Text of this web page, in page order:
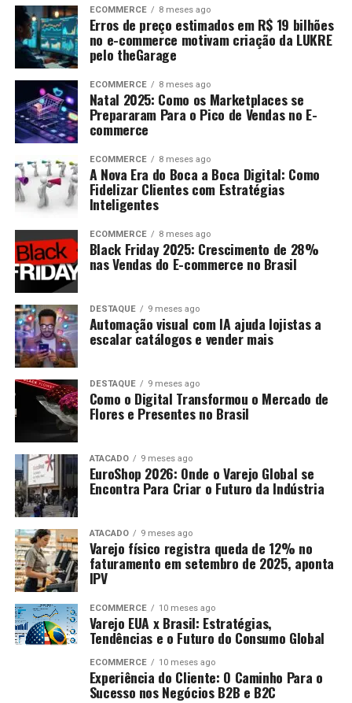
ECOMMERCE 8 meses ago
Erros de preço estimados em R$ 19 bilhões
no e-commerce motivam criação da LUKRE
pelo theGarage
ECOMMERCE 8 meses ago
Natal 2025: Como os Marketplaces se
Prepararam Para o Pico de Vendas no E-
commerce
ECOMMERCE 8 meses ago
A Nova Era do Boca a Boca Digital: Como
Fidelizar Clientes com Estratégias
Inteligentes
ECOMMERCE 8 meses ago
Black Friday 2025: Crescimento de 28%
nas Vendas do E-commerce no Brasil
DESTAQUE 9 meses ago
Automação visual com IA ajuda lojistas a
escalar catálogos e vender mais
DESTAQUE 9 meses ago
Como o Digital Transformou o Mercado de
Flores e Presentes no Brasil
ATACADO 9 meses ago
EuroShop 2026: Onde o Varejo Global se
Encontra Para Criar o Futuro da Indústria
ATACADO 9 meses ago
Varejo físico registra queda de 12% no
faturamento em setembro de 2025, aponta
IPV
ECOMMERCE 10 meses ago
Varejo EUA x Brasil: Estratégias,
Tendências e o Futuro do Consumo Global
ECOMMERCE 10 meses ago
Experiência do Cliente: O Caminho Para o
Sucesso nos Negócios B2B e B2C